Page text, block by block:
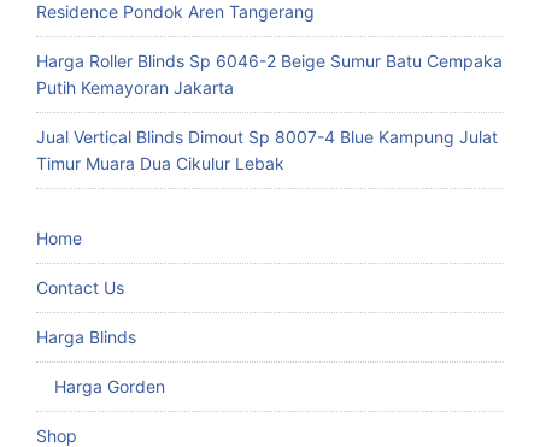
Residence Pondok Aren Tangerang
Harga Roller Blinds Sp 6046-2 Beige Sumur Batu Cempaka
Putih Kemayoran Jakarta
Jual Vertical Blinds Dimout Sp 8007-4 Blue Kampung Julat
Timur Muara Dua Cikulur Lebak
Home
Contact Us
Harga Blinds
Harga Gorden
Shop